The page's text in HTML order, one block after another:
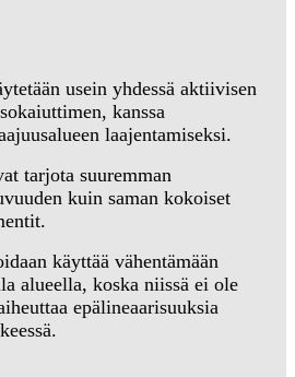
usein yhdessä aktiivisen
kanssa
laajentamiseksi.
tarjota suuremman
kuin saman kokoiset
käyttää vähentämään
alueella, koska niissä ei ole
epälineaarisuuksia